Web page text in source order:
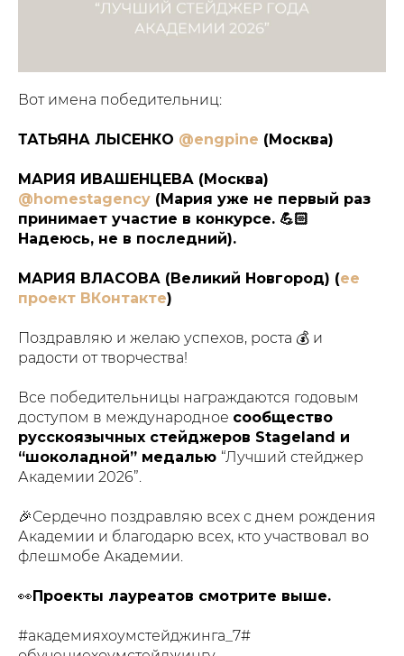
Вот имена победительниц:
ТАТЬЯНА ЛЫСЕНКО @engpine (Москва)
МАРИЯ ИВАШЕНЦЕВА (Москва)
@homestagency (Мария уже не первый раз
принимает участие в конкурсе. 💪🏻
Надеюсь, не в последний).
МАРИЯ ВЛАСОВА (Великий Новгород) (ее
проект ВКонтакте)
Поздравляю и желаю успехов, роста 💰 и
радости от творчества!
Все победительницы награждаются годовым
доступом в международное сообщество
русскоязычных стейджеров Stageland и
“шоколадной” медалью “Лучший стейджер
Академии 2026”.
🎉Сердечно поздравляю всех с днем рождения
Академии и благодарю всех, кто участвовал во
флешмобе Академии.
👀Проекты лауреатов смотрите выше.
#академияхоумстейджинга_7#